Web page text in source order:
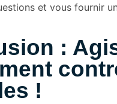
et vous fournir
:
!